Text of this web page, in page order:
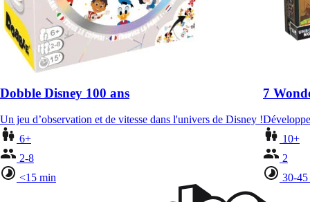
Dobble Disney 100 ans
Un jeu d’observation et de vitesse dans l'univers de Disney !
6+
2-8
<15 min
7
10+
2
30-